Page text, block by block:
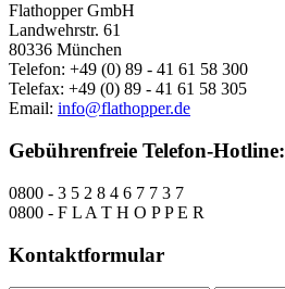
Flathopper GmbH
Landwehrstr. 61
80336 München
Telefon: +49 (0) 89 - 41 61 58 300
Telefax: +49 (0) 89 - 41 61 58 305
Email: info@flathopper.de
Gebührenfreie Telefon-Hotline:
0800 - 3 5 2 8 4 6 7 7 3 7
0800 - F L A T H O P P E R
Kontaktformular